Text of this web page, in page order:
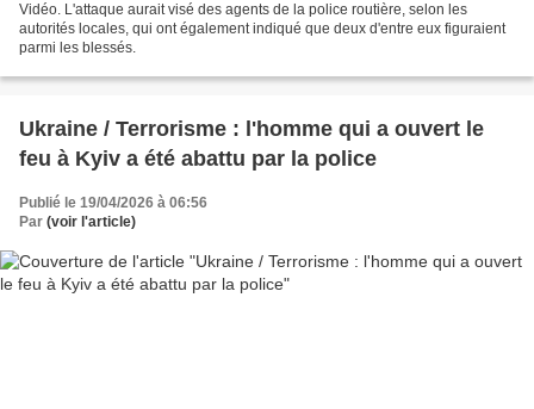
Vidéo. L'attaque aurait visé des agents de la police routière, selon les
autorités locales, qui ont également indiqué que deux d'entre eux figuraient
parmi les blessés.
Ukraine / Terrorisme : l'homme qui a ouvert le
feu à Kyiv a été abattu par la police
Publié le 19/04/2026 à 06:56
Par (voir l'article)